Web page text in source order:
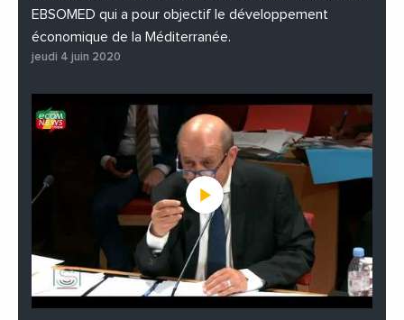
EBSOMED qui a pour objectif le développement
économique de la Méditerranée.
jeudi 4 juin 2020